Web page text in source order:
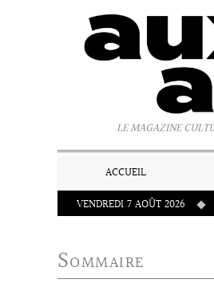
LE MAGAZINE
ACCUEIL
VENDREDI 7 AOÛT 2026
Sommaire
Panneau de gestion des cookies